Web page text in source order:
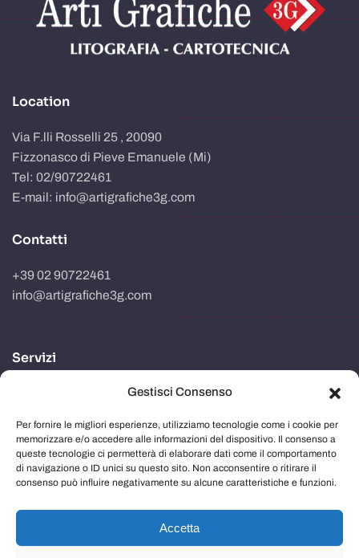
Gestisci Consenso
Per fornire le migliori esperienze, utilizziamo tecnologie come i cookie per
memorizzare e/o accedere alle informazioni del dispositivo. Il consenso a
queste tecnologie ci permetterà di elaborare dati come il comportamento
di navigazione o ID unici su questo sito. Non acconsentire o ritirare il
consenso può influire negativamente su alcune caratteristiche e funzioni.
Accetta
Location
Via F.lli Rosselli 25 , 20090
Fizzonasco di Pieve Emanuele (Mi)
Tel: 02/90722461
E-mail: info@artigrafiche3g.com
Contatti
+39 02 90722461
info@artigrafiche3g.com
Servizi
Realizzazione packaging
Progettazione e studio grafico
Comunicazione in store
Imballaggi